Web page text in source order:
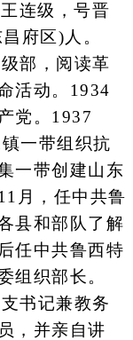
连级，号晋
府区)人。
部，阅读革
活动。1934
党。1937
一带组织抗
一带创建山东
月，任中共鲁
县和部队了解
任中共鲁西特
组织部长。
书记兼教务
，并亲自讲